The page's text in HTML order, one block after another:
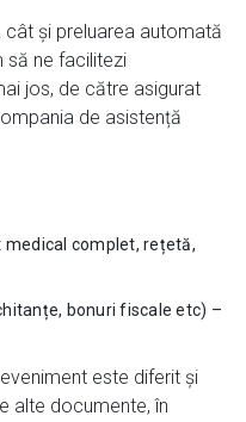
cât și preluarea automată
să ne facilitezi
jos, de către asigurat
de asistență
complet, rețetă,
bonuri fiscale etc) –
este diferit și
alte documente, în